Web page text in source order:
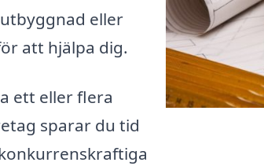
eller
att hjälpa dig.
ett eller flera
sparar du tid